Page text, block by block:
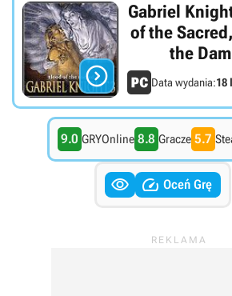

Gabriel
of the
the
Data wydania:18
9.0 GRYOnline 8.8 Gracze 5.7
  Oceń Grę